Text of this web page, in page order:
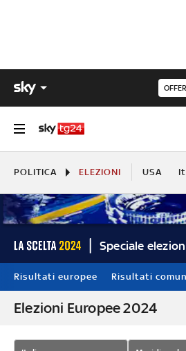
POLITICA ELEZIONI USA
Speciale
Risultati europee Risultati
Elezioni Europee 2024